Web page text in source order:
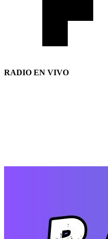
RADIO EN VIVO